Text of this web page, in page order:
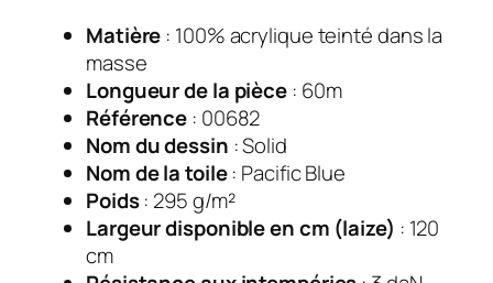
Matière : 100% acrylique teinté dans la
masse
Longueur de la pièce : 60m
Référence : 00682
Nom du dessin : Solid
Nom de la toile: Pacific Blue
Poids: 295 g/m²
Largeur disponible en cm (laize) : 120
cm